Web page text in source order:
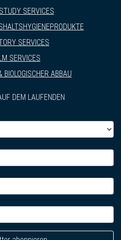
SERVICES
SERVICES
SERVICES
BIOLOGISCHER ABBAU
DEM LAUFENDEN